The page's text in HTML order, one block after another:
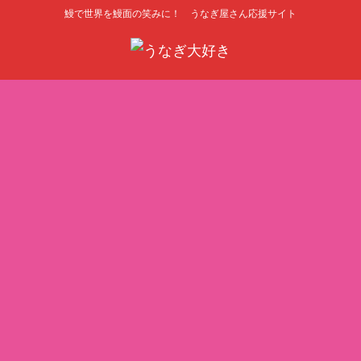
鰻で世界を鰻面の笑みに！ うなぎ屋さん応援サイト